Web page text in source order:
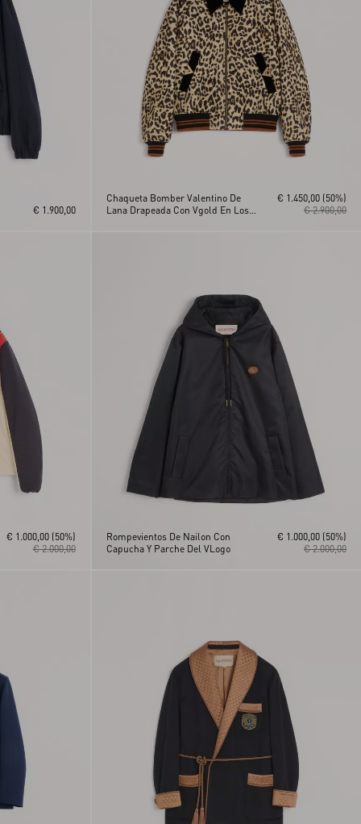
€ 1.900,00
Chaqueta Bomber Valentino De
Lana Drapeada Con Vgold En Los
€ 2.900,00
€ 1.450,00 (50%)
€ 2.000,00
€ 1.000,00 (50%)
Rompevientos De Nailon Con
Capucha Y Parche Del VLogo
€ 2.000,00
€ 1.000,00 (50%)